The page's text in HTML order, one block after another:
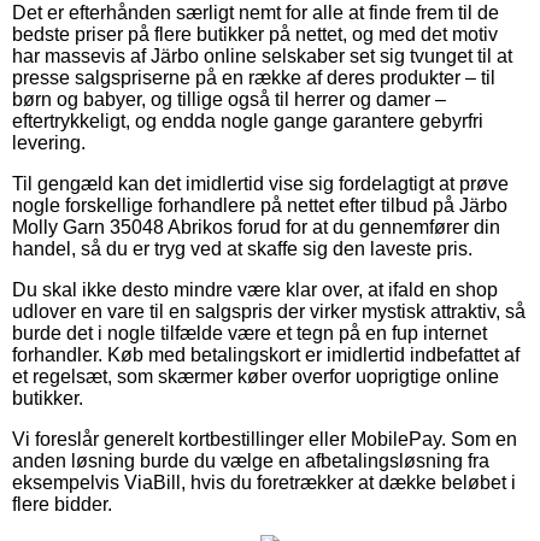
Det er efterhånden særligt nemt for alle at finde frem til de
bedste priser på flere butikker på nettet, og med det motiv
har massevis af Järbo online selskaber set sig tvunget til at
presse salgspriserne på en række af deres produkter – til
børn og babyer, og tillige også til herrer og damer –
eftertrykkeligt, og endda nogle gange garantere gebyrfri
levering.
Til gengæld kan det imidlertid vise sig fordelagtigt at prøve
nogle forskellige forhandlere på nettet efter tilbud på Järbo
Molly Garn 35048 Abrikos forud for at du gennemfører din
handel, så du er tryg ved at skaffe sig den laveste pris.
Du skal ikke desto mindre være klar over, at ifald en shop
udlover en vare til en salgspris der virker mystisk attraktiv, så
burde det i nogle tilfælde være et tegn på en fup internet
forhandler. Køb med betalingskort er imidlertid indbefattet af
et regelsæt, som skærmer køber overfor uoprigtige online
butikker.
Vi foreslår generelt kortbestillinger eller MobilePay. Som en
anden løsning burde du vælge en afbetalingsløsning fra
eksempelvis ViaBill, hvis du foretrækker at dække beløbet i
flere bidder.